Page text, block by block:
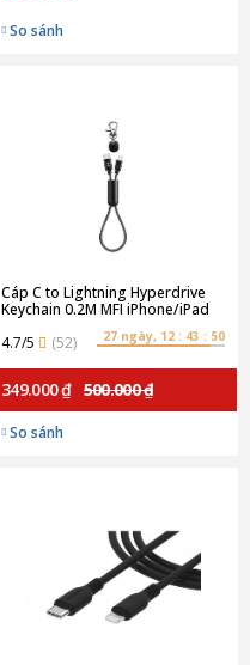
So sánh
Cáp C to Lightning Hyperdrive
Keychain 0.2M MFI iPhone/iPad
4.7/5
(52) 27 ngày, 12 : 43 : 50
349.000 ₫ 500.000 ₫
So sánh